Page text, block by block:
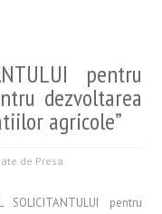
pentru
dezvoltarea
agricole”
de Presa
pentru